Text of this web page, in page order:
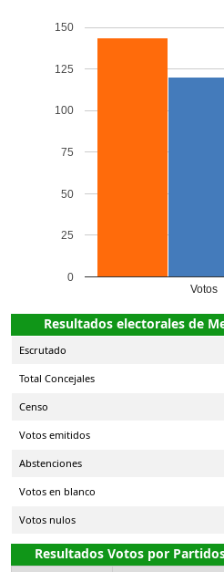
Votos
0
25
50
75
100
125
150
Resultados electorales de
Escrutado
Total Concejales
Censo
Votos emitidos
Abstenciones
Votos en blanco
Votos nulos
Resultados Votos por